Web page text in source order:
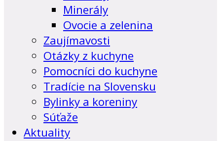
Minerály
Ovocie a zelenina
Zaujímavosti
Otázky z kuchyne
Pomocníci do kuchyne
Tradície na Slovensku
Bylinky a koreniny
Súťaže
Aktuality